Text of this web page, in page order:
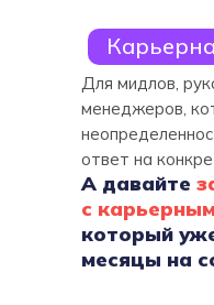
Для мидлов,
менеджеров,
ответ на
А давайте
с
который
месяцы на